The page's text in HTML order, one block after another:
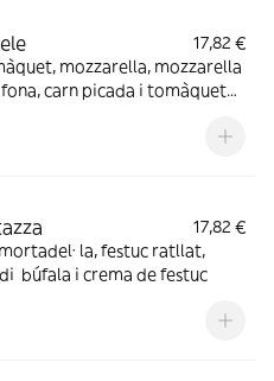
17,82 €
mozzarella, mozzarella
carn picada i tomàquet
17,82 €
la, festuc ratllat,
búfala i crema de festuc